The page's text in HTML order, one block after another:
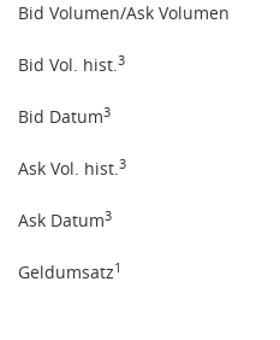
Bid Volumen/Ask Volumen
Bid Vol. hist.3
Bid Datum3
Ask Vol. hist.3
Ask Datum3
Geldumsatz1